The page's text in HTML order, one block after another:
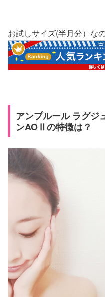
お試しサイズ(半月分）な
アンプルール ラグジ
ンAOⅡの特徴は？